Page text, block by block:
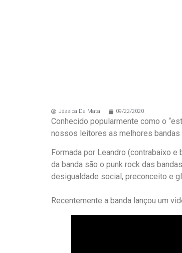
Jéssica Da Mata 09/22/2020
Conhecido popularmente como o
nossos leitores as melhores bandas
Formada por Leandro (contrabaixo
da banda são o punk rock das
desigualdade social, preconceito e
Recentemente a banda lançou um